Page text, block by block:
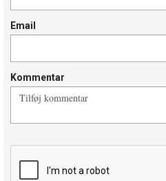
Email
Kommentar